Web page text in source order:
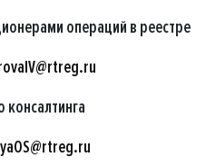
операций в реестре